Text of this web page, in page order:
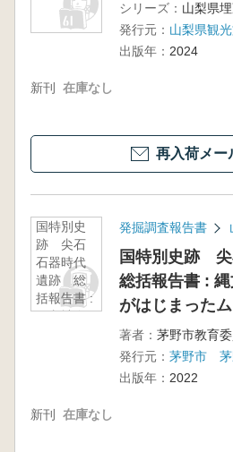
シリーズ：
発行元：
出版年： 2024
新刊 在庫なし
再入荷メー
国特別史
跡 尖石
石器時代
遺跡 総
括報告書 :
縄文社会
発掘調査報告書
国特別史跡
総括報告書 :
がはじまった
著者： 茅野市教育
発行元： 茅野市 茅
出版年： 2022
新刊 在庫なし